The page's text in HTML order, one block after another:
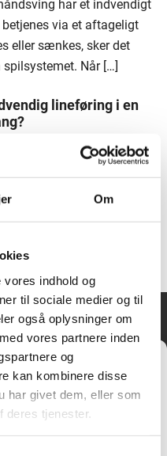
Om
indhold og
til sociale medier og til
også oplysninger om
vores partnere inden
og
kan kombinere disse
har givet dem, eller som
deres tjenester.
til
vi teknologier som cookies til at
Hvis du giver dit
har et indvendigt
via et aftageligt
eller sænkes, sker det
Når […]
lineføring i en
flaglinen er placeret inde i
til erhverv, da den